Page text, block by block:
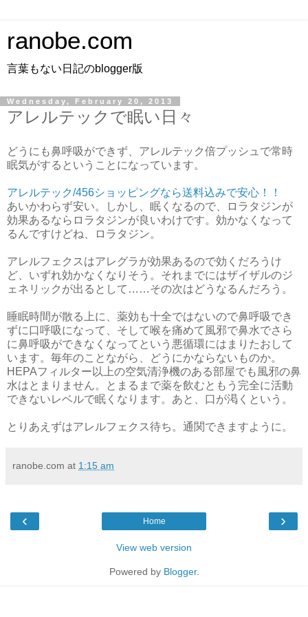
ranobe.com
言葉もない日記のblogger版
Wednesday, February 20, 2013
アレルテックで眠い日々
どうにも鼻呼吸ができず、アレルテック倍プッシュで常時
眠気がするということになっています。
アレルテック/456ショッピングなら送料込みで安心！！
あいかわらず安い。しかし、眠くなるので、ロラタジンが
効果あるならロラタジンが良いわけです。効かなくなって
るんですけどね、ロラタジン。
アレルフェクスはアレグラが効果あるので効くだろうけ
ど、いずれ効かなくなりそう。それまでにはザイザルのジ
ェネリックが出るとして……その次はどうなるんだろう。
睡眠時間が散る上に、薬効も十全ではないので鼻呼吸でき
ずに口呼吸になって、そして喉を痛めて風邪で鼻水でさら
に鼻呼吸ができなくなってという悪循環にはまりたおして
います。毎年のことながら、どうにかならないものか。
HEPAフィルター以上の空気清浄機のある部屋でも風邪の鼻
水はとまりません。とまるまで薬を飲むともう完全に活動
できないレベルで眠くなります。あと、口が渇くという。
とりあえずはアレルフェクス待ち。通関できますように。
ranobe.com at 1:15 am
‹ ›
Home
View web version
Powered by Blogger.